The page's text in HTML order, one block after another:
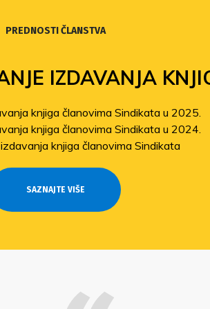
PREDNOSTI ČLANSTVA
IZDAVANJA
knjiga članovima Sindikata u 2025.
knjiga članovima Sindikata u 2024.
knjiga članovima Sindikata
SAZNAJTE VIŠE